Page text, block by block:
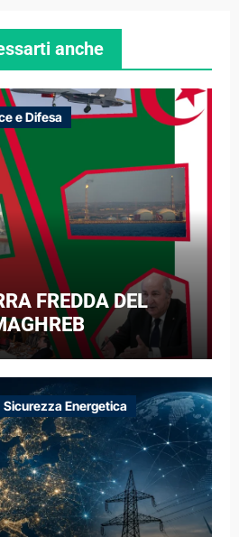
anche
e Difesa
FREDDA DEL
Sicurezza Energetica